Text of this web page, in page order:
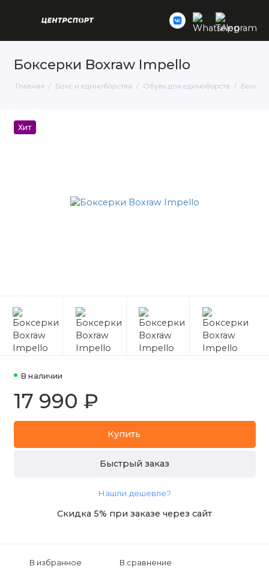
Боксерки Boxraw Impello
Главная Бокс и единоборства Обувь для единоборств
Хит
В наличии
17 990 ₽
Купить
Быстрый заказ
Нашли дешевле?
Скидка 5% при заказе через сайт
В избранное В сравнение